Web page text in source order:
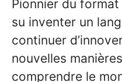
Pionnier du
su inventer un
continuer
nouvelles
comprendre le